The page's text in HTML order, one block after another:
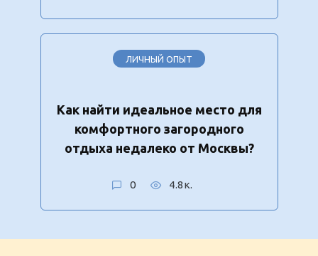
ЛИЧНЫЙ ОПЫТ
Как найти идеальное место для
комфортного загородного
отдыха недалеко от Москвы?
0 4.8к.